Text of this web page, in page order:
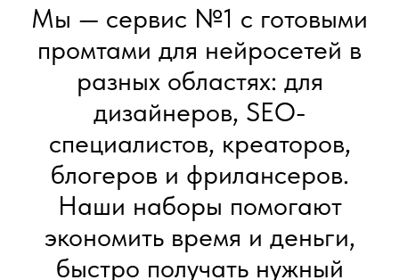
Мы — сервис №1 с готовыми
промтами для нейросетей в
разных областях: для
дизайнеров, SEO-
специалистов, креаторов,
блогеров и фрилансеров.
Наши наборы помогают
экономить время и деньги,
быстро получать нужный